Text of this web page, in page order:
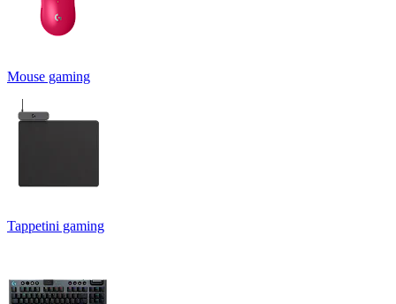
Mouse gaming
Tappetini gaming